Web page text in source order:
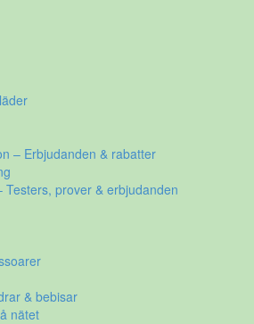
– Erbjudanden & rabatter
Testers, prover & erbjudanden
& bebisar
nätet